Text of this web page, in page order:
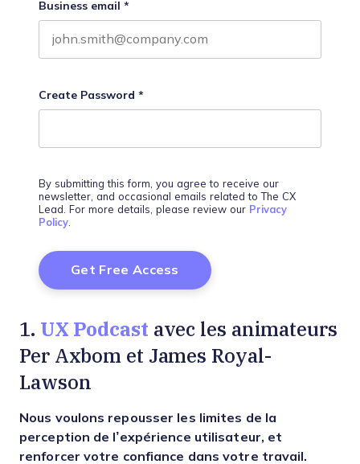
Business email *
Create Password *
By submitting this form, you agree to receive our
newsletter, and occasional emails related to The CX
Lead. For more details, please review our Privacy
Policy.
1. UX Podcast avec les animateurs
Per Axbom et James Royal-
Lawson
Nous voulons repousser les limites de la
perception de l’expérience utilisateur, et
renforcer votre confiance dans votre travail.